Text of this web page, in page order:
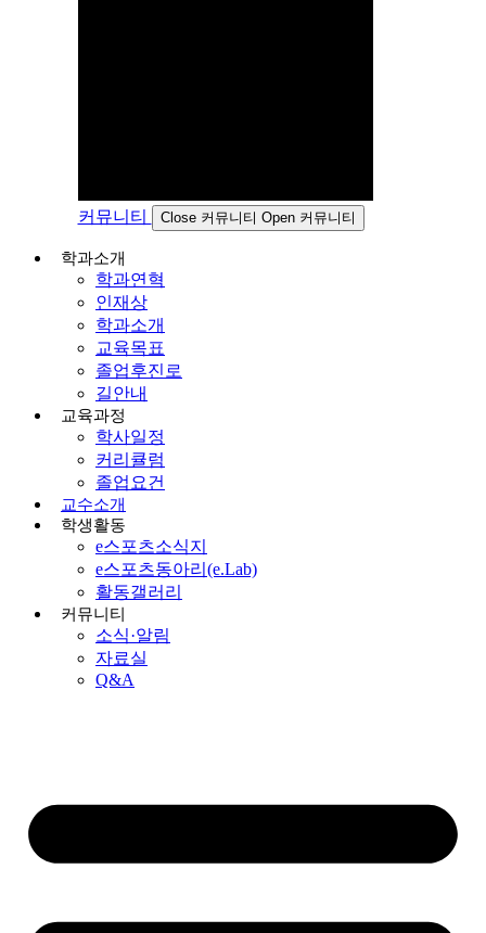
커뮤니티 Close 커뮤니티 Open 커뮤니티
학과소개
학과연혁
인재상
학과소개
교육목표
졸업후진로
길안내
교육과정
학사일정
커리큘럼
졸업요건
교수소개
학생활동
e스포츠소식지
e스포츠동아리(e.Lab)
활동갤러리
커뮤니티
소식·알림
자료실
Q&A